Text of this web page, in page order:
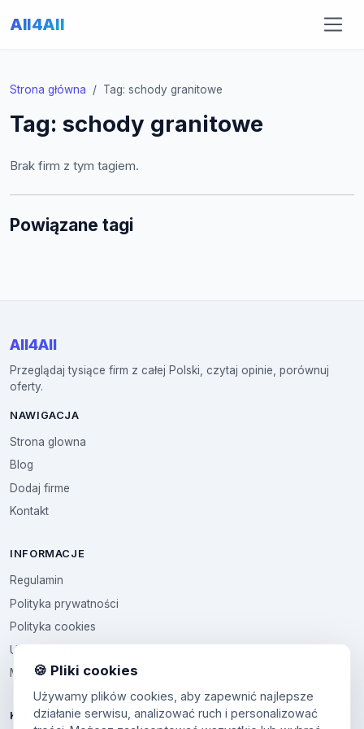
All4All
Strona główna Tag: schody granitowe
Tag: schody granitowe
Brak firm z tym tagiem.
Powiązane tagi
All4All
Przeglądaj tysiące firm z całej Polski, czytaj opinie, porównuj
oferty.
NAWIGACJA
Strona glowna
Blog
Dodaj firme
Kontakt
INFORMACJE
Regulamin
Polityka prywatności
Polityka cookies
Ustawienia cookies
Multikod
KONTO
🍪 Pliki cookies
Używamy plików cookies, aby zapewnić najlepsze
działanie serwisu, analizować ruch i personalizować